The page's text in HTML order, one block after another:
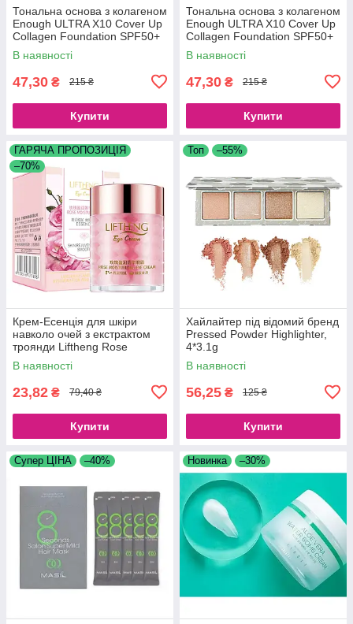
Тональна основа з колагеном
Enough ULTRA X10 Cover Up
Collagen Foundation SPF50+
PA+++ No13 (100 g)
В наявності
47,30 ₴ 215 ₴
Купити
Тональна основа з колагеном
Enough ULTRA X10 Cover Up
Collagen Foundation SPF50+
PA+++ No21 (100 g)
В наявності
47,30 ₴ 215 ₴
Купити
ГАРЯЧА ПРОПОЗИЦІЯ
–70%
Крем-Есенція для шкіри
навколо очей з екстрактом
троянди Liftheng Rose
Moisturizing Eye Cream, 60 г
В наявності
23,82 ₴ 79,40 ₴
Купити
Топ –55%
Хайлайтер під відомий бренд
Pressed Powder Highlighter,
4*3.1g
В наявності
56,25 ₴ 125 ₴
Купити
Супер ЦІНА –40% Новинка –30%